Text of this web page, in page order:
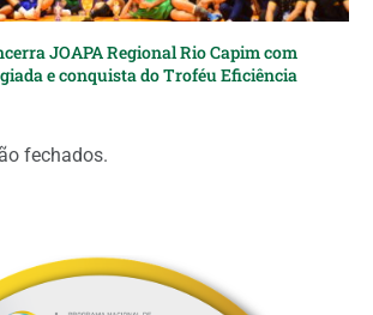
JOAPA Regional Rio Capim com
e conquista do Troféu Eficiência
fechados.